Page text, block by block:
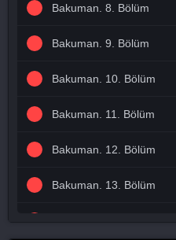
Bakuman. 8. Bölüm
Bakuman. 9. Bölüm
Bakuman. 10. Bölüm
Bakuman. 11. Bölüm
Bakuman. 12. Bölüm
Bakuman. 13. Bölüm